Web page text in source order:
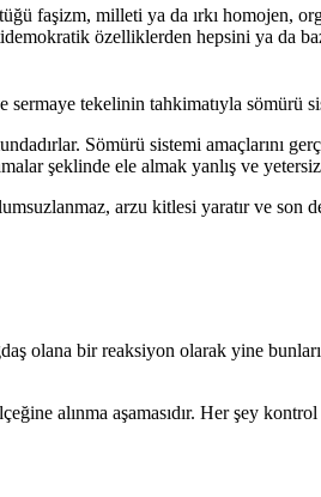
faşizm, milleti ya da ırkı homojen,
özelliklerden hepsini ya da
tekelinin tahkimatıyla sömürü
Sömürü sistemi amaçlarını
şeklinde ele almak yanlış ve
arzu kitlesi yaratır ve son
olana bir reaksiyon olarak yine
alınma aşamasıdır. Her şey kontrol